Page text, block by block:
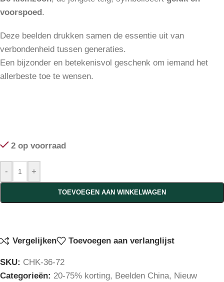
voorspoed.
Deze beelden drukken samen de essentie uit van
verbondenheid tussen generaties.
Een bijzonder en betekenisvol geschenk om iemand het
allerbeste toe te wensen.
2 op voorraad
- +
TOEVOEGEN AAN WINKELWAGEN
Vergelijken Toevoegen aan verlanglijst
SKU: CHK-36-72
Categorieën: 20-75% korting, Beelden China, Nieuw